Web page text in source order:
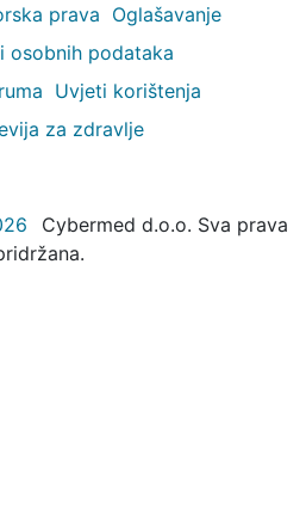
prava Oglašavanje
osobnih podataka
Uvjeti korištenja
za zdravlje
Cybermed d.o.o. Sva prava